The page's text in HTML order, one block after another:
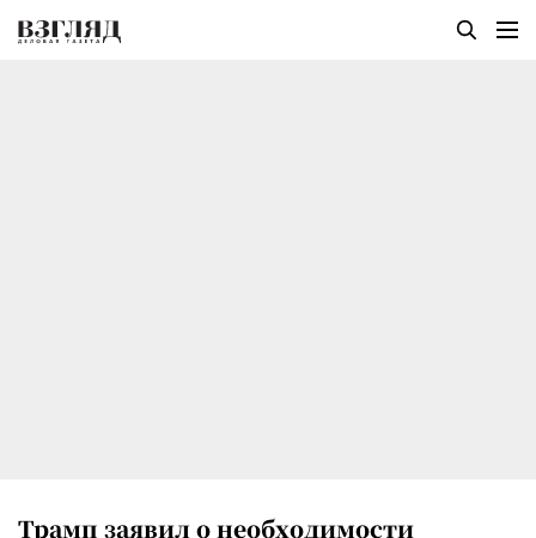
Трамп заявил о необходимости